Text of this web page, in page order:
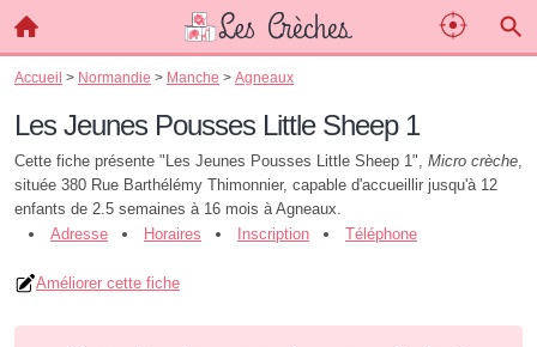
Accueil > Normandie > Manche > Agneaux
Les Jeunes Pousses Little Sheep 1
Cette fiche présente "Les Jeunes Pousses Little Sheep 1", Micro crèche,
située 380 Rue Barthélémy Thimonnier, capable d'accueillir jusqu'à 12
enfants de 2.5 semaines à 16 mois à Agneaux.
Adresse
Horaires Inscription Téléphone
Améliorer cette fiche